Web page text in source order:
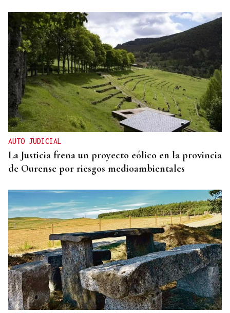
AUTO JUDICIAL
La Justicia frena un proyecto eólico en la provincia
de Ourense por riesgos medioambientales